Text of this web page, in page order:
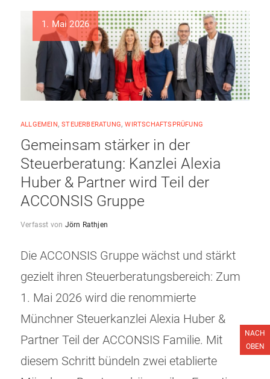
1. Mai 2026
ALLGEMEIN,STEUERBERATUNG,WIRTSCHAFTSPRÜFUNG
Gemeinsam stärker in der
Steuerberatung: Kanzlei Alexia
Huber & Partner wird Teil der
ACCONSIS Gruppe
Verfasst von Jörn Rathjen
Die ACCONSIS Gruppe wächst und stärkt
gezielt ihren Steuerberatungsbereich: Zum
1. Mai 2026 wird die renommierte
Münchner Steuerkanzlei Alexia Huber &
Partner Teil der ACCONSIS Familie. Mit
diesem Schritt bündeln zwei etablierte
NACH
OBEN